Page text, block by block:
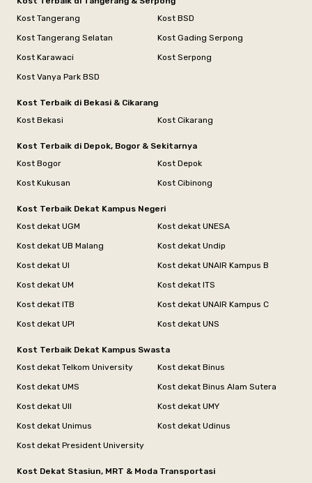
Kost Tangerang
Kost BSD
Kost Tangerang Selatan
Kost Gading Serpong
Kost Karawaci
Kost Serpong
Kost Vanya Park BSD
Kost Terbaik di Bekasi & Cikarang
Kost Bekasi
Kost Cikarang
Kost Terbaik di Depok, Bogor & Sekitarnya
Kost Bogor
Kost Depok
Kost Kukusan
Kost Cibinong
Kost Terbaik Dekat Kampus Negeri
Kost dekat UGM
Kost dekat UNESA
Kost dekat UB Malang
Kost dekat Undip
Kost dekat UI
Kost dekat UNAIR Kampus B
Kost dekat UM
Kost dekat ITS
Kost dekat ITB
Kost dekat UNAIR Kampus C
Kost dekat UPI
Kost dekat UNS
Kost Terbaik Dekat Kampus Swasta
Kost dekat Telkom University
Kost dekat Binus
Kost dekat UMS
Kost dekat Binus Alam Sutera
Kost dekat UII
Kost dekat UMY
Kost dekat Unimus
Kost dekat Udinus
Kost dekat President University
Kost Dekat Stasiun, MRT & Moda Transportasi